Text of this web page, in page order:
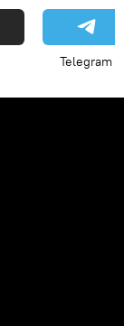
Telegram